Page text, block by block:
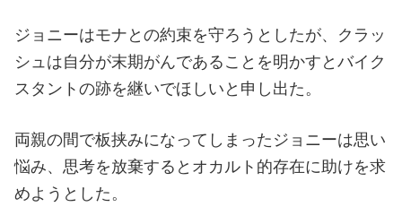
ジョニーはモナとの約束を守ろうとしたが、クラッ
シュは自分が末期がんであることを明かすとバイク
スタントの跡を継いでほしいと申し出た。
両親の間で板挟みになってしまったジョニーは思い
悩み、思考を放棄するとオカルト的存在に助けを求
めようとした。